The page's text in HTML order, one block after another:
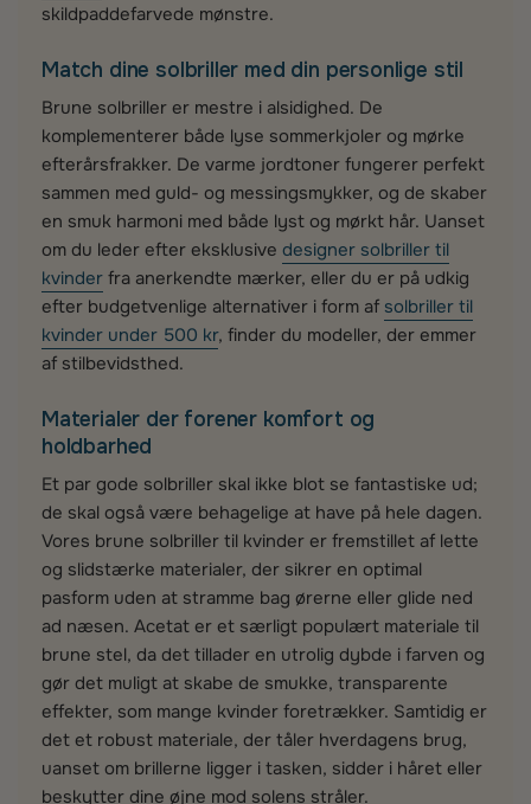
skildpaddefarvede mønstre.
Match dine solbriller med din personlige stil
Brune solbriller er mestre i alsidighed. De
komplementerer både lyse sommerkjoler og mørke
efterårsfrakker. De varme jordtoner fungerer perfekt
sammen med guld- og messingsmykker, og de skaber
en smuk harmoni med både lyst og mørkt hår. Uanset
om du leder efter eksklusive designer solbriller til
kvinder fra anerkendte mærker, eller du er på udkig
efter budgetvenlige alternativer i form af solbriller til
kvinder under 500 kr, finder du modeller, der emmer
af stilbevidsthed.
Materialer der forener komfort og
holdbarhed
Et par gode solbriller skal ikke blot se fantastiske ud;
de skal også være behagelige at have på hele dagen.
Vores brune solbriller til kvinder er fremstillet af lette
og slidstærke materialer, der sikrer en optimal
pasform uden at stramme bag ørerne eller glide ned
ad næsen. Acetat er et særligt populært materiale til
brune stel, da det tillader en utrolig dybde i farven og
gør det muligt at skabe de smukke, transparente
effekter, som mange kvinder foretrækker. Samtidig er
det et robust materiale, der tåler hverdagens brug,
uanset om brillerne ligger i tasken, sidder i håret eller
beskytter dine øjne mod solens stråler.